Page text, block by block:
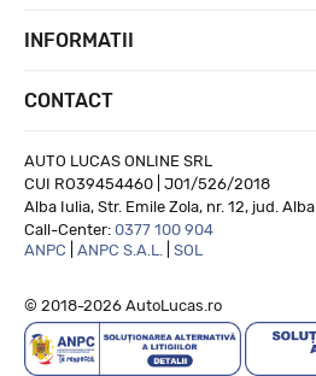
INFORMATII
CONTACT
AUTO LUCAS ONLINE SRL
CUI RO39454460 | J01/526/2018
Alba Iulia, Str. Emile Zola, nr. 12, jud. Alba
Call-Center: 0377 100 904
ANPC
ANPC S.A.L. SOL
© 2018-2026 AutoLucas.ro